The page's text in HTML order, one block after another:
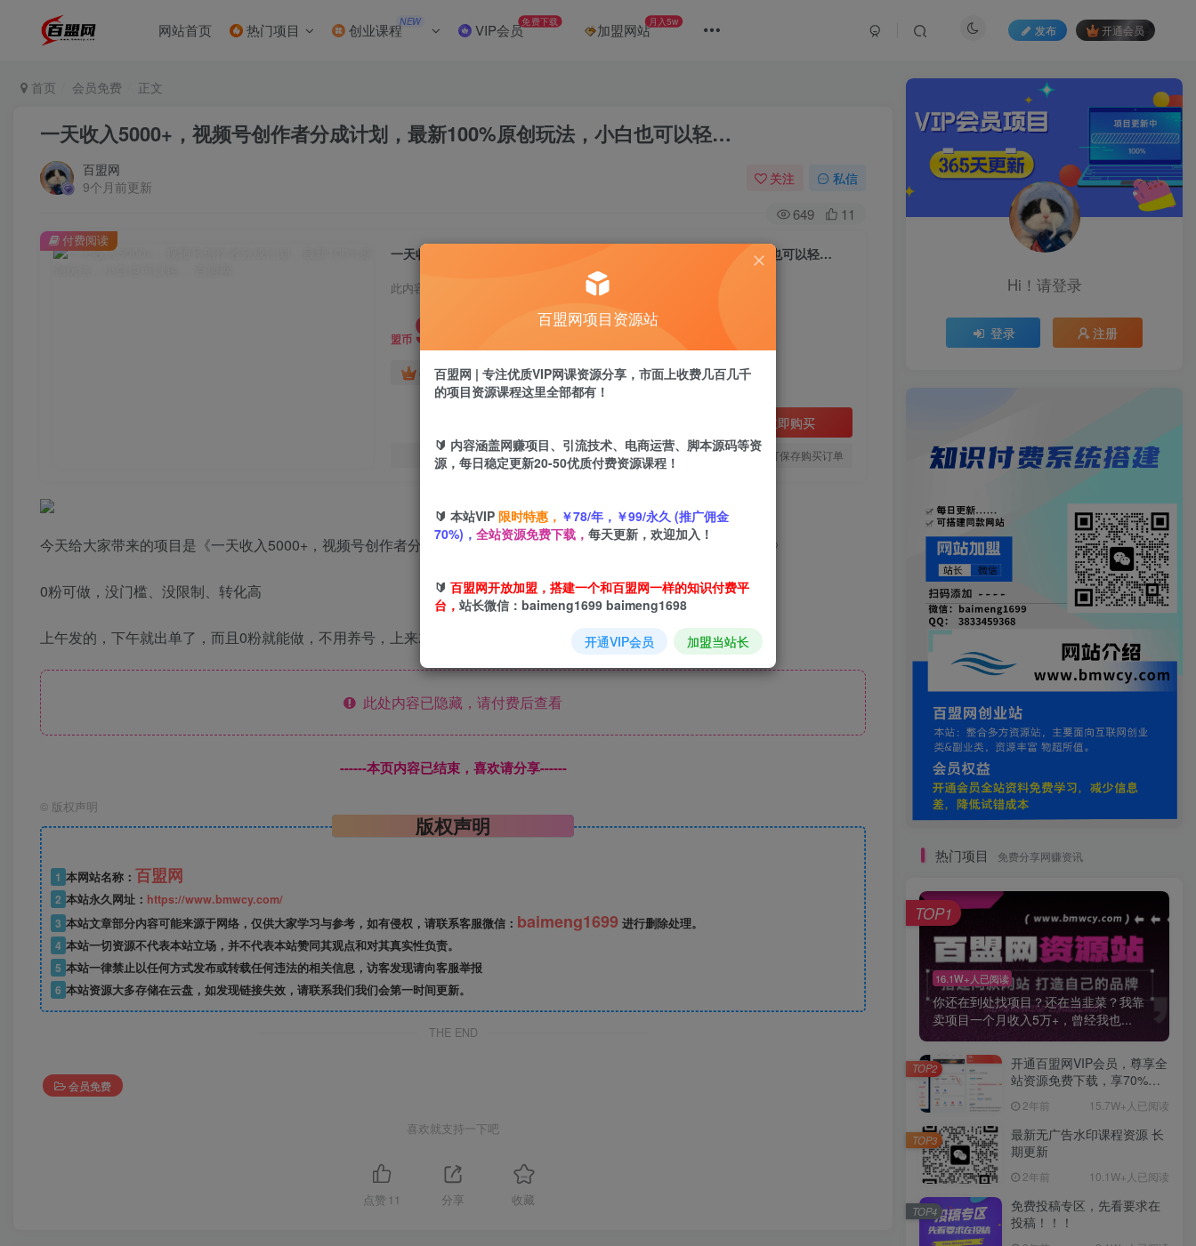
网站首页 热门项目 创业课程NEW VIP会员免费下载 加盟网站月入5w
发布 开通会员
首页 会员免费 正文
一天收入5000+，视频号创作者分成计划，最新100%原创玩法，小白也可以轻…
百盟网
9个月前更新
关注 私信
649 11
一天收入5000+，视频号创作者分成计划，最新100%原创玩法，小白也可以轻…
此内容为付费阅读，请付费后查看
盟币 9.9
年卡会员免费 永久会员免费
立即购买
您当前未登录！建议登陆后购买，可保存购买订单
付费阅读
今天给大家带来的项目是《一天收入5000+，视频号创作者分成计划，最新100%原创玩法，小白也可以轻松上手操作》
0粉可做，没门槛、没限制、转化高
上午发的，下午就出单了，而且0粉就能做，不用养号，上来就发，简单去个重，几分钟一个视频就出来了
此处内容已隐藏，请付费后查看
------本页内容已结束，喜欢请分享------
© 版权声明
版权声明
1 本网站名称： 百盟网
2 本站永久网址： https://www.bmwcy.com/
3 本站文章部分内容可能来源于网络，仅供大家学习与参考，如有侵权，请联系客服微信： baimeng1699 进行删除处理。
4 本站一切资源不代表本站立场，并不代表本站赞同其观点和对其真实性负责。
5 本站一律禁止以任何方式发布或转载任何违法的相关信息，访客发现请向客服举报
6 本站资源大多存储在云盘，如发现链接失效，请联系我们我们会第一时间更新。
THE END
会员免费
喜欢就支持一下吧
点赞 11 分享 收藏
Hi！请登录
登录 注册
热门项目 免费分享网赚资讯
16.1W+人已阅读
你还在到处找项目？还在当韭菜？我靠
卖项目一个月收入5万+，曾经我也...
TOP1
开通百盟网VIP会员，尊享全
站资源免费下载，享70%的
惠】2年前 15.7W+人已阅读
TOP2
最新无广告水印课程资源 长
期更新
2年前 10.1W+人已阅读
TOP3
免费投稿专区，先看要求在
投稿！！！
TOP4
百盟网项目资源站
百盟网 | 专注优质VIP网课资源分享，市面上收费几百几千
的项目资源课程这里全部都有！
🔰 内容涵盖网赚项目、引流技术、电商运营、脚本源码等资
源，每日稳定更新20-50优质付费资源课程！
🔰 本站VIP 限时特惠， ￥78/年，￥99/永久 (推广佣金
70%)， 全站资源免费下载， 每天更新，欢迎加入！
🔰 百盟网开放加盟，搭建一个和百盟网一样的知识付费平
台， 站长微信：baimeng1699 baimeng1698
开通VIP会员 加盟当站长